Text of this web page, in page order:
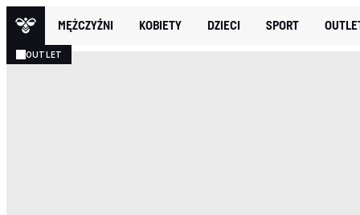
MĘŻCZYŹNI KOBIETY DZIECI SPORT
OUTLET